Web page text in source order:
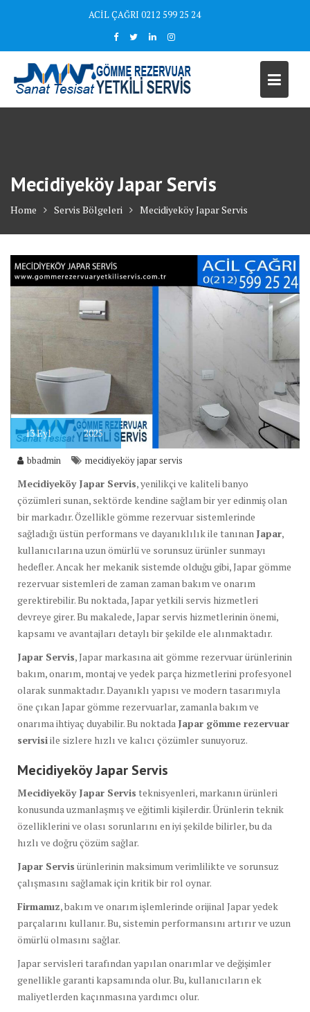
ACİL ÇAĞRI 0212 599 25 24
Mecidiyeköy Japar Servis
Home Servis Bölgeleri Mecidiyeköy Japar Servis
13Eyl 2025
bbadmin mecidiyeköy japar servis
Mecidiyeköy Japar Servis, yenilikçi ve kaliteli banyo
çözümleri sunan, sektörde kendine sağlam bir yer edinmiş olan
bir markadır. Özellikle gömme rezervuar sistemlerinde
sağladığı üstün performans ve dayanıklılık ile tanınan Japar,
kullanıcılarına uzun ömürlü ve sorunsuz ürünler sunmayı
hedefler. Ancak her mekanik sistemde olduğu gibi, Japar gömme
rezervuar sistemleri de zaman zaman bakım ve onarım
gerektirebilir. Bu noktada, Japar yetkili servis hizmetleri
devreye girer. Bu makalede, Japar servis hizmetlerinin önemi,
kapsamı ve avantajları detaylı bir şekilde ele alınmaktadır.
Japar Servis, Japar markasına ait gömme rezervuar ürünlerinin
bakım, onarım, montaj ve yedek parça hizmetlerini profesyonel
olarak sunmaktadır. Dayanıklı yapısı ve modern tasarımıyla
öne çıkan Japar gömme rezervuarlar, zamanla bakım ve
onarıma ihtiyaç duyabilir. Bu noktada Japar gömme rezervuar
servisiile sizlere hızlı ve kalıcı çözümler sunuyoruz.
Mecidiyeköy Japar Servis
Mecidiyeköy Japar Servis teknisyenleri, markanın ürünleri
konusunda uzmanlaşmış ve eğitimli kişilerdir. Ürünlerin teknik
özelliklerini ve olası sorunlarını en iyi şekilde bilirler, bu da
hızlı ve doğru çözüm sağlar.
Japar Servis ürünlerinin maksimum verimlilikte ve sorunsuz
çalışmasını sağlamak için kritik bir rol oynar.
Firmamız, bakım ve onarım işlemlerinde orijinal Japar yedek
parçalarını kullanır. Bu, sistemin performansını artırır ve uzun
ömürlü olmasını sağlar.
Japar servisleri tarafından yapılan onarımlar ve değişimler
genellikle garanti kapsamında olur. Bu, kullanıcıların ek
maliyetlerden kaçınmasına yardımcı olur.